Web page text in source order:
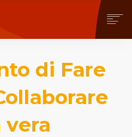
di Fare
vera